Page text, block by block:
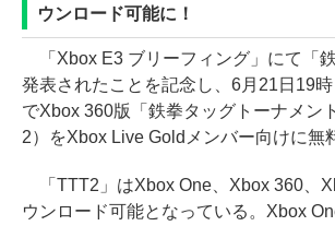
ウンロード可能に！
「Xbox E3 ブリーフィング」にて「
発表されたことを記念し、6月21日19
でXbox 360版「鉄拳タッグトーナメン
2）をXbox Live Goldメンバー向けに無
「TTT2」はXbox One、Xbox 360、
ウンロード可能となっている。Xbox